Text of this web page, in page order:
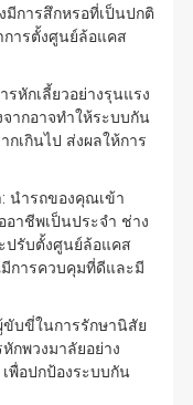
มีการสึกหรอที่เป็นปกติ
ารตั้งศูนย์ล้อแคส
หักเลี้ยวอย่างรุนแรง
ากอาจทำให้ระบบกัน
กเกินไป ส่งผลให้การ
นำรถของคุณเข้า
าชีพเป็นประจำ ช่าง
ปรับตั้งศูนย์ล้อแคส
มีการควบคุมที่ดีและมี
บขี่ในการรักษานิสัย
กพวงมาลัยอย่าง
พื่อปกป้องระบบกัน